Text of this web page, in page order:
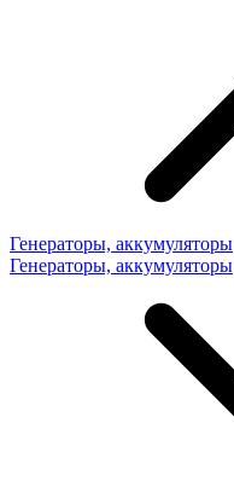
Генераторы, аккумуляторы
Генераторы, аккумуляторы